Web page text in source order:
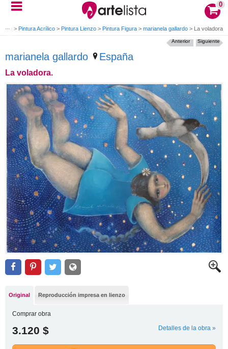
0
arte > Pintura Acrílico > Pintura Lienzo > Pintura Figura > marianela gallardo > La voladora.
marianela gallardo España
La voladora.
Siguiente
Anterior
Original Reproducción impresa en lienzo
Comprar obra
3.120 $ Detalles de la obra »